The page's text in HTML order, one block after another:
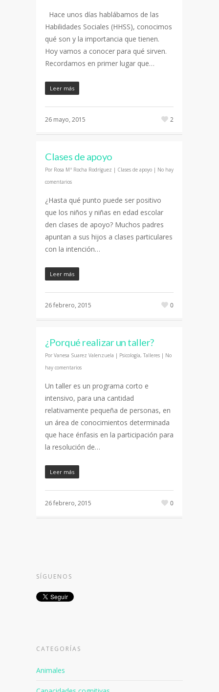
Hace unos días hablábamos de las
Habilidades Sociales (HHSS), conocimos
qué son y la importancia que tienen.
Hoy vamos a conocer para qué sirven.
Recordamos en primer lugar que…
Leer más
26 mayo, 2015 2
Clases de apoyo
Por Rosa Mª Rocha Rodríguez | Clases de apoyo | No hay
comentarios
¿Hasta qué punto puede ser positivo
que los niños y niñas en edad escolar
den clases de apoyo? Muchos padres
apuntan a sus hijos a clases particulares
con la intención…
Leer más
26 febrero, 2015 0
¿Porqué realizar un taller?
Por Vanesa Suarez Valenzuela | Psicología, Talleres | No
hay comentarios
Un taller es un programa corto e
intensivo, para una cantidad
relativamente pequeña de personas, en
un área de conocimientos determinada
que hace énfasis en la participación para
la resolución de…
Leer más
26 febrero, 2015 0
SÍGUENOS
CATEGORÍAS
Animales